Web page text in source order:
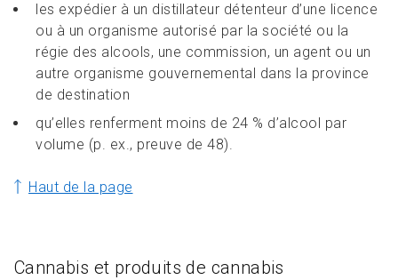
les expédier à un distillateur détenteur d’une licence
ou à un organisme autorisé par la société ou la
régie des alcools, une commission, un agent ou un
autre organisme gouvernemental dans la province
de destination
qu’elles renferment moins de 24 % d’alcool par
volume (p. ex., preuve de 48).
Haut de la page
Cannabis et produits de cannabis